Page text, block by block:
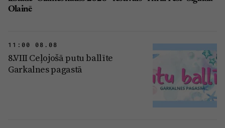
Olainē
11:00 08.08
8.VIII Ceļojošā putu ballīte
Garkalnes pagastā